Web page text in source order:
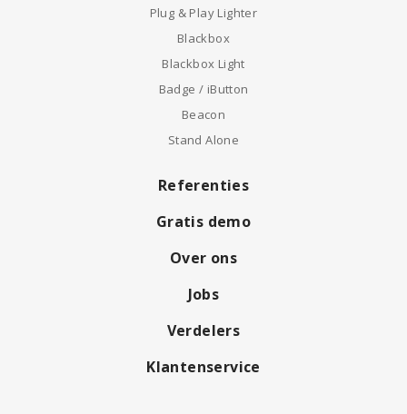
Plug & Play Lighter
Blackbox
Blackbox Light
Badge / iButton
Beacon
Stand Alone
Referenties
Gratis demo
Over ons
Jobs
Verdelers
Klantenservice